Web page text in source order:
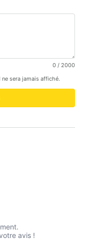
0 / 2000
ne sera jamais affiché.
avis !